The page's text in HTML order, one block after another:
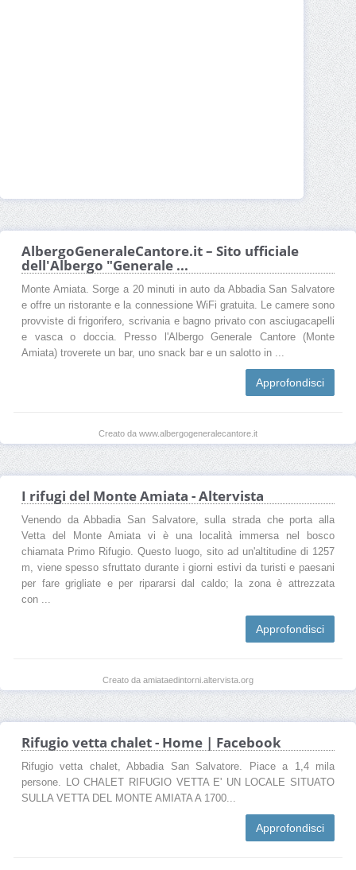
AlbergoGeneraleCantore.it – Sito ufficiale
dell'Albergo "Generale ...
Monte Amiata. Sorge a 20 minuti in auto da Abbadia San Salvatore
e offre un ristorante e la connessione WiFi gratuita. Le camere sono
provviste di frigorifero, scrivania e bagno privato con asciugacapelli
e vasca o doccia. Presso l'Albergo Generale Cantore (Monte
Amiata) troverete un bar, uno snack bar e un salotto in ...
Approfondisci
Creato da www.albergogeneralecantore.it
I rifugi del Monte Amiata - Altervista
Venendo da Abbadia San Salvatore, sulla strada che porta alla
Vetta del Monte Amiata vi è una località immersa nel bosco
chiamata Primo Rifugio. Questo luogo, sito ad un'altitudine di 1257
m, viene spesso sfruttato durante i giorni estivi da turisti e paesani
per fare grigliate e per ripararsi dal caldo; la zona è attrezzata
con ...
Approfondisci
Creato da amiataedintorni.altervista.org
Rifugio vetta chalet - Home | Facebook
Rifugio vetta chalet, Abbadia San Salvatore. Piace a 1,4 mila
persone. LO CHALET RIFUGIO VETTA E' UN LOCALE SITUATO
SULLA VETTA DEL MONTE AMIATA A 1700...
Approfondisci